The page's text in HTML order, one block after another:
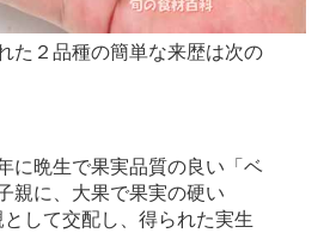
た２品種の簡単な来歴は次の
に晩生で果実品質の良い「ベ
親に、大果で果実の硬い
として交配し、得られた実生